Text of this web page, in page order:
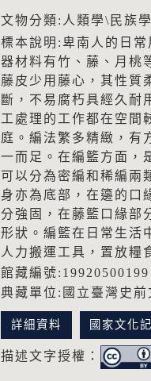
文物分類:人類學\民族學
標本說明:卑南人的日
器材料有竹、藤、月桃
藤皮少用藤心，其性質
斷，不易腐朽具經久耐
工處理的工作都在空間
庭。編法繁多精緻，有
一而足。在編籃方面，
可以分為密編和稀編兩
身亦為底部，在籩的口
分強固，在藤籃口緣部
形狀。編籃在日常生活
人力搬運工具，置放糧
館藏編號:19920500199
典藏單位:國立臺灣史前
詳細資料 國家文化
描述文字授權：